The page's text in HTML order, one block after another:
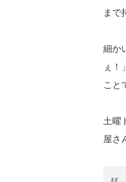
まで
細か
ぇ！
こと
土曜
屋さ